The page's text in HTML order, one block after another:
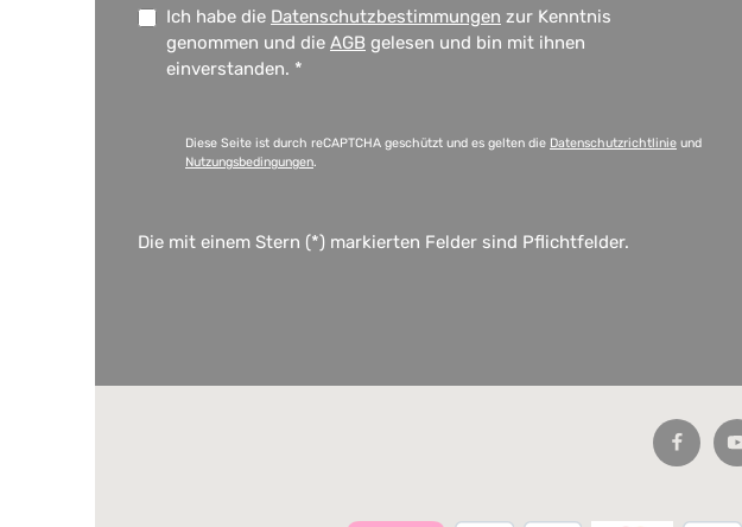
Ich habe die Datenschutzbestimmungen zur Kenntnis
genommen und die AGB gelesen und bin mit ihnen
einverstanden. *
Diese Seite ist durch reCAPTCHA geschützt und es gelten die Datenschutzrichtlinie und
Nutzungsbedingungen.
Die mit einem Stern (*) markierten Felder sind Pflichtfelder.